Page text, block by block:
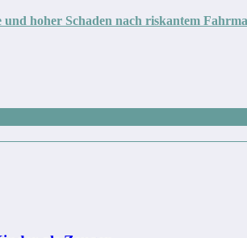
hoher Schaden nach riskantem